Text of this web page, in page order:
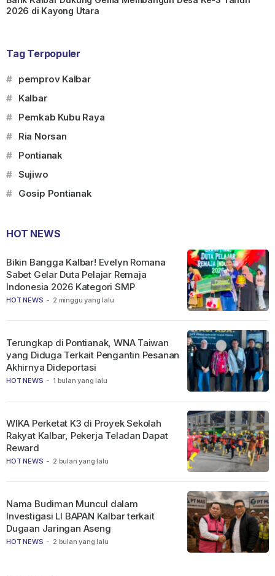
2026 di Kayong Utara
Tag Terpopuler
# pemprov Kalbar
# Kalbar
# Pemkab Kubu Raya
# Ria Norsan
# Pontianak
# Sujiwo
# Gosip Pontianak
HOT NEWS
HOT NEWS - 2 minggu yang lalu
Bikin Bangga Kalbar! Evelyn Romana
Sabet Gelar Duta Pelajar Remaja
Indonesia 2026 Kategori SMP
HOT NEWS - 1 bulan yang lalu
Terungkap di Pontianak, WNA Taiwan
yang Diduga Terkait Pengantin Pesanan
Akhirnya Dideportasi
HOT NEWS - 2 bulan yang lalu
WIKA Perketat K3 di Proyek Sekolah
Rakyat Kalbar, Pekerja Teladan Dapat
Reward
HOT NEWS - 2 bulan yang lalu
Nama Budiman Muncul dalam
Investigasi LI BAPAN Kalbar terkait
Dugaan Jaringan Aseng